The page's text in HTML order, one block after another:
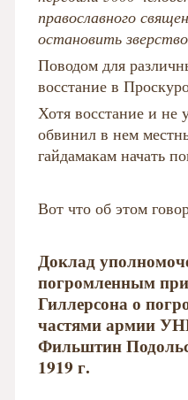
православного
остановить
Поводом для
восстание в
Хотя восстание и не
обвинил в нем
гайдамакам начать
Вот что об этом
Доклад
погромленным
Гиллерсона о
частями армии
Фильштин
1919 г.